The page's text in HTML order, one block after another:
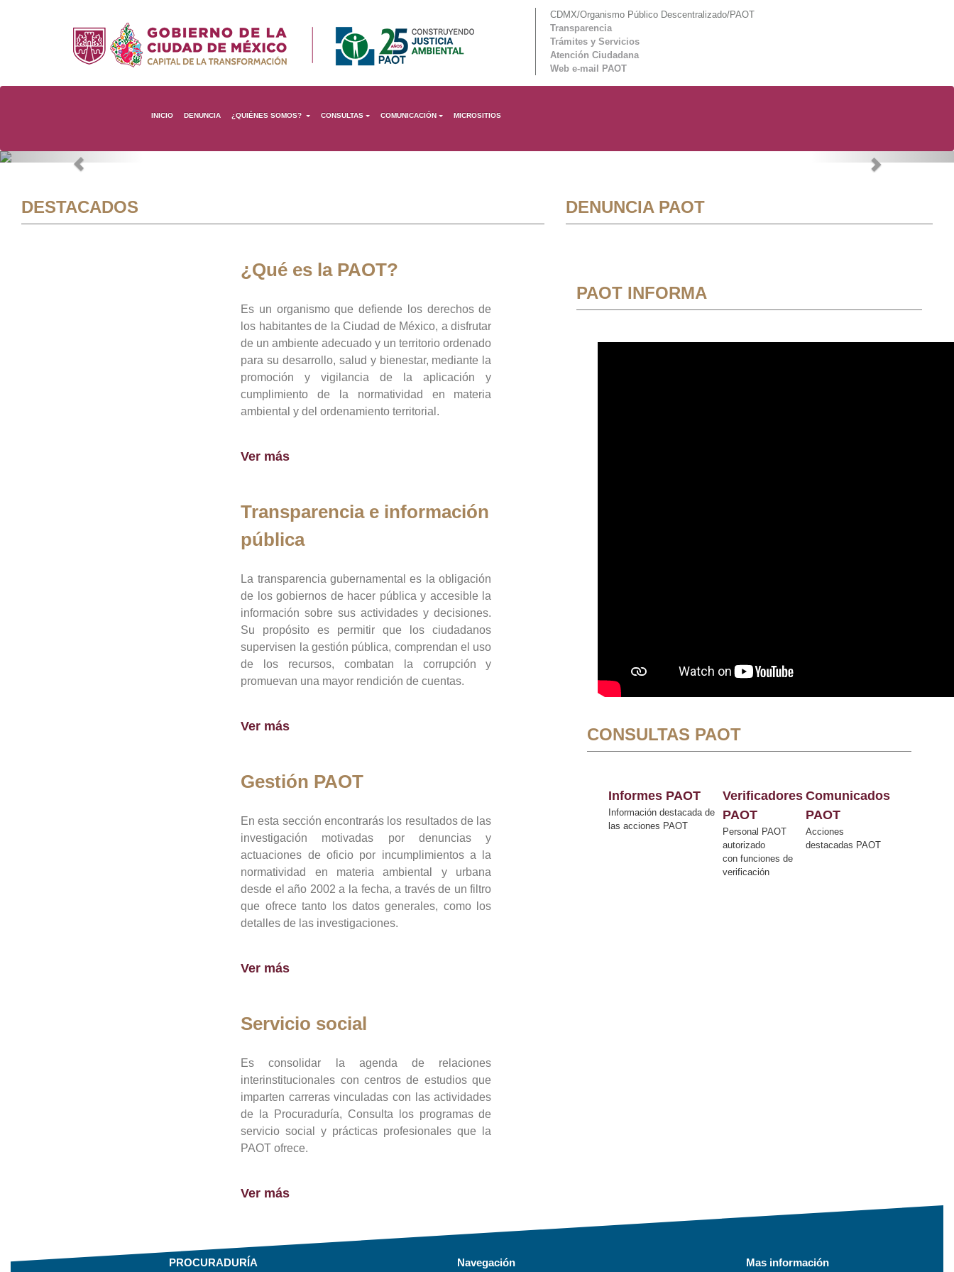
CDMX/Organismo Público Descentralizado/PAOT
Transparencia
Trámites y Servicios
Atención Ciudadana
Web e-mail PAOT
INICIO DENUNCIA ¿QUIÉNES SOMOS? CONSULTAS COMUNICACIÓN MICROSITIOS
Previous Next
DESTACADOS
¿Qué es la PAOT?
Es un organismo que defiende los derechos de
los habitantes de la Ciudad de México, a disfrutar
de un ambiente adecuado y un territorio ordenado
para su desarrollo, salud y bienestar, mediante la
promoción y vigilancia de la aplicación y
cumplimiento de la normatividad en materia
ambiental y del ordenamiento territorial.
Ver más
Transparencia e información
pública
La transparencia gubernamental es la obligación
de los gobiernos de hacer pública y accesible la
información sobre sus actividades y decisiones.
Su propósito es permitir que los ciudadanos
supervisen la gestión pública, comprendan el uso
de los recursos, combatan la corrupción y
promuevan una mayor rendición de cuentas.
Ver más
Gestión PAOT
En esta sección encontrarás los resultados de las
investigación motivadas por denuncias y
actuaciones de oficio por incumplimientos a la
normatividad en materia ambiental y urbana
desde el año 2002 a la fecha, a través de un filtro
que ofrece tanto los datos generales, como los
detalles de las investigaciones.
Ver más
Servicio social
Es consolidar la agenda de relaciones
interinstitucionales con centros de estudios que
imparten carreras vinculadas con las actividades
de la Procuraduría, Consulta los programas de
servicio social y prácticas profesionales que la
PAOT ofrece.
Ver más
DENUNCIA PAOT
PAOT INFORMA
CONSULTAS PAOT
Informes PAOT
Información destacada de
las acciones PAOT
Verificadores
PAOT
Personal PAOT
autorizado
con funciones de
verificación
Comunicados
PAOT
Acciones
destacadas PAOT
PROCURADURÍA Navegación Mas información